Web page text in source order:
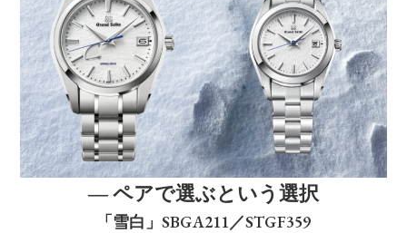
― ペアで選ぶという選択
「雪白」SBGA211／STGF359